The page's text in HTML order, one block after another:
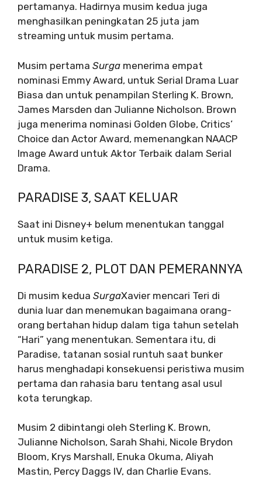
pertamanya. Hadirnya musim kedua juga
menghasilkan peningkatan 25 juta jam
streaming untuk musim pertama.
Musim pertama Surga menerima empat
nominasi Emmy Award, untuk Serial Drama Luar
Biasa dan untuk penampilan Sterling K. Brown,
James Marsden dan Julianne Nicholson. Brown
juga menerima nominasi Golden Globe, Critics’
Choice dan Actor Award, memenangkan NAACP
Image Award untuk Aktor Terbaik dalam Serial
Drama.
PARADISE 3, SAAT KELUAR
Saat ini Disney+ belum menentukan tanggal
untuk musim ketiga.
PARADISE 2, PLOT DAN PEMERANNYA
Di musim kedua SurgaXavier mencari Teri di
dunia luar dan menemukan bagaimana orang-
orang bertahan hidup dalam tiga tahun setelah
“Hari” yang menentukan. Sementara itu, di
Paradise, tatanan sosial runtuh saat bunker
harus menghadapi konsekuensi peristiwa musim
pertama dan rahasia baru tentang asal usul
kota terungkap.
Musim 2 dibintangi oleh Sterling K. Brown,
Julianne Nicholson, Sarah Shahi, Nicole Brydon
Bloom, Krys Marshall, Enuka Okuma, Aliyah
Mastin, Percy Daggs IV, dan Charlie Evans.